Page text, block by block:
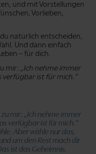
und mit Vorstellungen
Vorlieben,
natürlich entscheiden,
Und dann einfach
– für dich.
mir:
„Ich nehme immer
verfügbar ist für mich.”
mir: „Ich nehme immer
verfügbar ist für mich.”
Aber wähle nur das,
um den Rest mach dir
ist das Geheimnis.